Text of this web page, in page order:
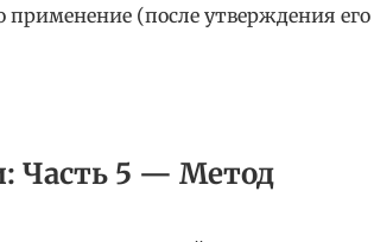
(после утверждения его
Часть 5 — Метод